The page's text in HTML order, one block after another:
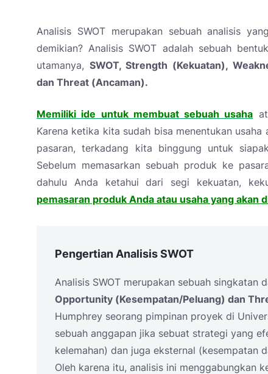
Analisis SWOT merupakan sebuah analisis
demikian? Analisis SWOT adalah sebuah
utamanya, SWOT, Strength (Kekuatan),
dan Threat (Ancaman).
Memiliki ide untuk membuat sebuah usaha
Karena ketika kita sudah bisa menentukan
pasaran, terkadang kita binggung untuk
Sebelum memasarkan sebuah produk ke
dahulu Anda ketahui dari segi kekuatan,
pemasaran produk Anda atau usaha yang akan
Pengertian Analisis SWOT
Analisis SWOT merupakan sebuah singkatan
Opportunity (Kesempatan/Peluang) dan
Humphrey seorang pimpinan proyek di
sebuah anggapan jika sebuat strategi yang
kelemahan) dan juga eksternal (kesempatan
Oleh karena itu, analisis ini menggabungkan